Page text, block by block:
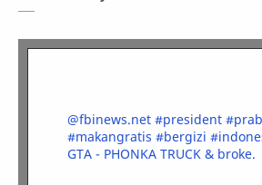
@fbinews.net #president
#makangratis #bergizi
GTA - PHONKA TRUCK & broke.